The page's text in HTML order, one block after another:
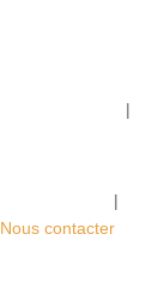
|
|
Nous contacter